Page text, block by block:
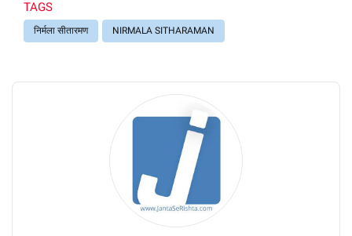
TAGS
निर्मला सीतारमण NIRMALA SITHARAMAN